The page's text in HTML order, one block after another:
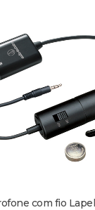
pol.-
-
-
-
-
1 kHz)
-
- Peso
-
com fio